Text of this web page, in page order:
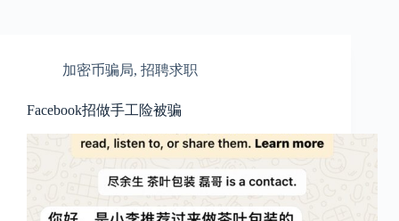
加密币骗局, 招聘求职
Facebook招做手工险被骗